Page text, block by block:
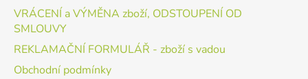
VRÁCENÍ a VÝMĚNA zboží, ODSTOUPENÍ OD
SMLOUVY
REKLAMAČNÍ FORMULÁŘ - zboží s vadou
Obchodní podmínky